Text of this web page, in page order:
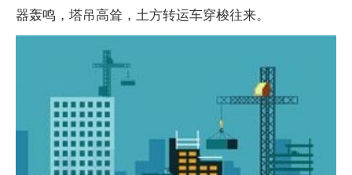
器轰鸣，塔吊高耸，土方转运车穿梭往来。